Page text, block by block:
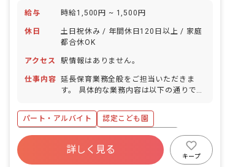
給与 時給1,500円 ~ 1,500円
休日
土日祝休み / 年間休日120日以上 / 家庭
都合休OK
アクセス 駅情報はありません。
仕事内容 延長保育業務全般をご担当いただきま
す。 具体的な業務内容は以下の通りで
片付け、清掃 その他: ・持ち帰り業務や
書類整理はございません。 ・ユニフォー
ムは貸与いたします。 ■園児年齢層：0
～5歳児
パート・アルバイト
認定こども園
ボーナス・賞与あり
年間休日120日以上
社会保険完備
土日祝休み
詳しく見る
キープ